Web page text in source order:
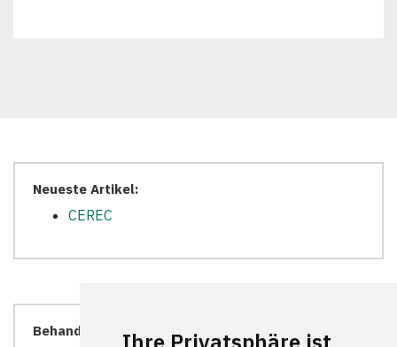
Neueste Artikel:
CEREC
Behandler in der Nähe: